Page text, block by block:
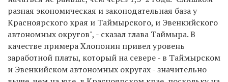
разная экономическая и законодательная база у
Красноярского края и Таймырского, и Эвенкийского
автономных округов", - сказал глава Таймыра. В
качестве примера Хлопонин привел уровень
заработной платы, который на севере - в Таймырском
и Эвенкийском автономных округах - значительно